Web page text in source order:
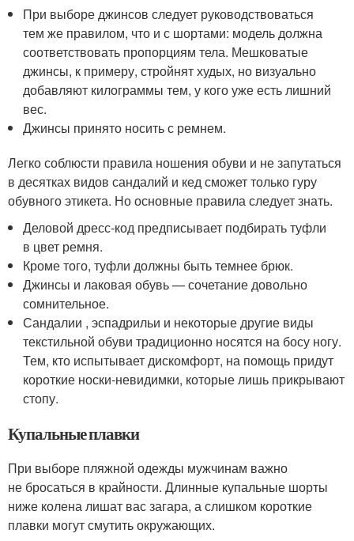
При выборе джинсов следует руководствоваться
тем же правилом, что и с шортами: модель должна
соответствовать пропорциям тела. Мешковатые
джинсы, к примеру, стройнят худых, но визуально
добавляют килограммы тем, у кого уже есть лишний
вес.
Джинсы принято носить с ремнем.
Легко соблюсти правила ношения обуви и не запутаться
в десятках видов сандалий и кед сможет только гуру
обувного этикета. Но основные правила следует знать.
Деловой дресс-код предписывает подбирать туфли
в цвет ремня.
Кроме того, туфли должны быть темнее брюк.
Джинсы и лаковая обувь — сочетание довольно
сомнительное.
Сандалии , эспадрильи и некоторые другие виды
текстильной обуви традиционно носятся на босу ногу.
Тем, кто испытывает дискомфорт, на помощь придут
короткие носки-невидимки, которые лишь прикрывают
стопу.
Купальные плавки
При выборе пляжной одежды мужчинам важно
не бросаться в крайности. Длинные купальные шорты
ниже колена лишат вас загара, а слишком короткие
плавки могут смутить окружающих.